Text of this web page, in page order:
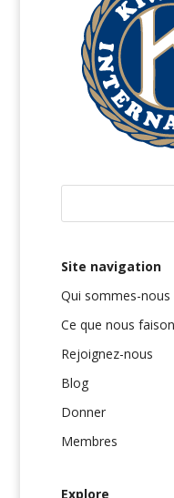
Site navigation
Qui sommes-nous
Ce que nous
Rejoignez-nous
Blog
Donner
Membres
Explore